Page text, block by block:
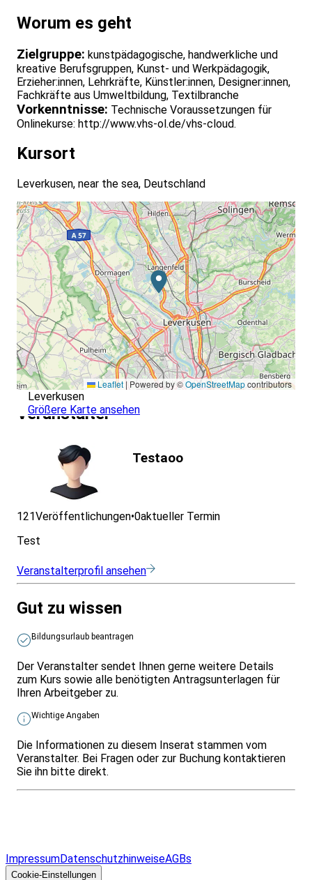
Worum es geht
Zielgruppe: kunstpädagogische, handwerkliche und
kreative Berufsgruppen, Kunst- und Werkpädagogik,
Erzieher:innen, Lehrkräfte, Künstler:innen, Designer:innen,
Fachkräfte aus Umweltbildung, Textilbranche
Vorkenntnisse: Technische Voraussetzungen für
Onlinekurse: http://www.vhs-ol.de/vhs-cloud.
Kursort
Leverkusen, near the sea, Deutschland
Leaflet | Powered by ©OpenStreetMapcontributors
Leverkusen
Größere Karte ansehen
Veranstalter
Testaoo
121Veröffentlichungen•0aktueller Termin
Test
Veranstalterprofil ansehen
Gut zu wissen
Bildungsurlaub beantragen
Der Veranstalter sendet Ihnen gerne weitere Details
zum Kurs sowie alle benötigten Antragsunterlagen für
Ihren Arbeitgeber zu.
Wichtige Angaben
Die Informationen zu diesem Inserat stammen vom
Veranstalter. Bei Fragen oder zur Buchung kontaktieren
Sie ihn bitte direkt.
ImpressumDatenschutzhinweiseAGBs
Cookie-Einstellungen